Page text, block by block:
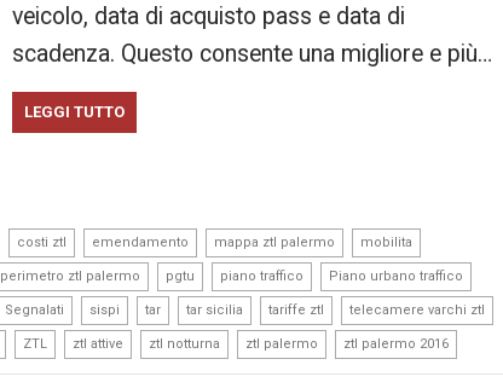
veicolo, data di acquisto pass e data di
scadenza. Questo consente una migliore e più…
LEGGI TUTTO
costi ztl emendamento mappa ztl palermo mobilita
perimetro ztl palermo pgtu piano traffico Piano urbano traffico
Segnalati sispi tar tar sicilia tariffe ztl telecamere varchi ztl
ZTL ztl attive ztl notturna ztl palermo ztl palermo 2016